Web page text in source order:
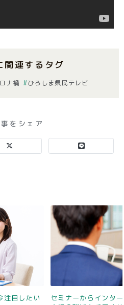
関連するタグ
ナ禍 ひろしま県民テレビ
をシェア
注目したい
セミナーからインタ